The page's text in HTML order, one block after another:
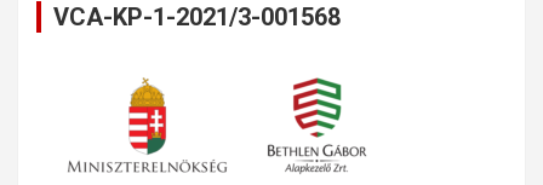
VCA-KP-1-2021/3-001568